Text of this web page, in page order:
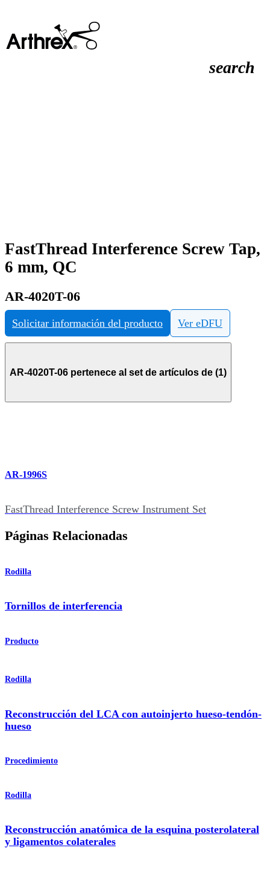
search
FastThread Interference Screw Tap,
6 mm, QC
AR-4020T-06
Solicitar información del producto Ver eDFU
AR-4020T-06 pertenece al set de artículos de (1)
AR-1996S
FastThread Interference Screw Instrument Set
Páginas Relacionadas
Rodilla
Tornillos de interferencia
Producto
Rodilla
Reconstrucción del LCA con autoinjerto hueso-tendón-
hueso
Procedimiento
Rodilla
Reconstrucción anatómica de la esquina posterolateral
y ligamentos colaterales